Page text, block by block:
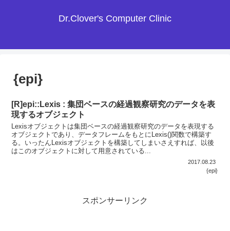
Dr.Clover's Computer Clinic
{epi}
[R]epi::Lexis : 集団ベースの経過観察研究のデータを表
現するオブジェクト
Lexisオブジェクトは集団ベースの経過観察研究のデータを表現する
オブジェクトであり、データフレームをもとにLexis()関数で構築す
る。いったんLexisオブジェクトを構築してしまいさえすれば、以後
はこのオブジェクトに対して用意されている...
2017.08.23
{epi}
スポンサーリンク